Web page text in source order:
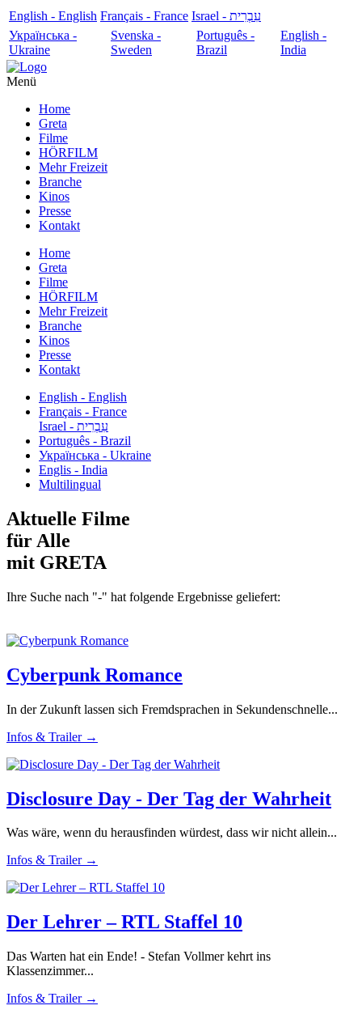
English - English Français - France
עִבְרִית - Israel
Українська -
Ukraine
Svenska -
Sweden
Português -
Brazil
English -
India
Menü
Home
Greta
Filme
HÖRFILM
Mehr Freizeit
Branche
Kinos
Presse
Kontakt
Home
Greta
Filme
HÖRFILM
Mehr Freizeit
Branche
Kinos
Presse
Kontakt
English - English
Français - France
עִבְרִית - Israel
Português - Brazil
Українська - Ukraine
Englis - India
Multilingual
Aktuelle Filme
für Alle
mit GRETA
Ihre Suche nach "-" hat folgende Ergebnisse geliefert:
Cyberpunk Romance
In der Zukunft lassen sich Fremdsprachen in Sekundenschnelle...
Infos & Trailer →
Disclosure Day - Der Tag der Wahrheit
Was wäre, wenn du herausfinden würdest, dass wir nicht allein...
Infos & Trailer →
Der Lehrer – RTL Staffel 10
Das Warten hat ein Ende! - Stefan Vollmer kehrt ins
Klassenzimmer...
Infos & Trailer →